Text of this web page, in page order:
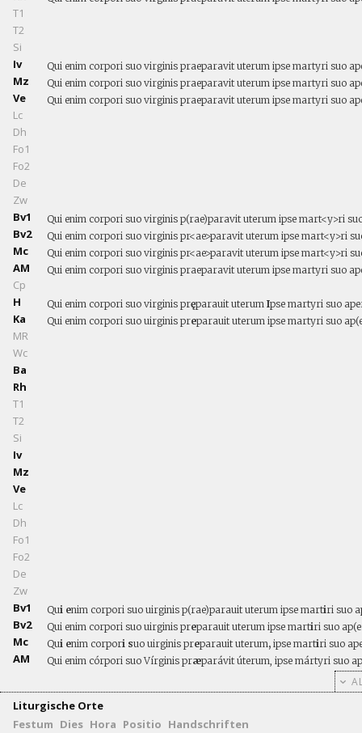
T1
T2
Si
Iv
Qui enim corpori suo virginis praeparavit uterum ipse martyri suo
Mz Qui enim corpori suo virginis praeparavit uterum ipse martyri suo
Ve Qui enim corpori suo virginis praeparavit uterum ipse martyri suo
Lc
Dh
Fo1
Fo2
De
Zw
Bv1
Qui enim corpori suo virginis p(rae)paravit uterum ipse mart<y>ri
Bv2 Qui enim corpori suo virginis pr<ae>paravit uterum ipse mart<y>ri
Mc Qui enim corpori suo virginis pr<ae>paravit uterum ipse mart<y>ri
AM Qui enim corpori suo virginis praeparavit uterum ipse martyri suo
Cp
H
Qui enim corpori suo virginis pręparauit uterum Ipse martyri suo
Ka Qui enim corpori suo uirginis preparauit uterum ipse martyri suo
MR
Wc
Ba
Rh
T1
T2
Si
Iv
Mz
Ve
Lc
Dh
Fo1
Fo2
De
Zw
Bv1
Qui enim corpori suo uirginis p(rae)parauit uterum ipse martiri suo
Bv2 Qui enim corpori suo uirginis preparauit uterum ipse martiri suo
Mc Qui enim corpori suo uirginis preparauit uterum, ipse martiri suo
AM Qui enim córpori suo Vírginis præparávit úterum, ipse mártyri suo
Liturgische Orte
Festum Dies Hora Positio Handschriften